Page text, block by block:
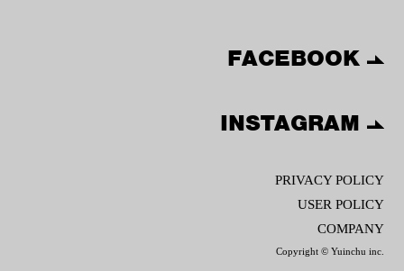
FACEBOOK
INSTAGRAM
PRIVACY POLICY
USER POLICY
COMPANY
Copyright © Yuinchu inc.